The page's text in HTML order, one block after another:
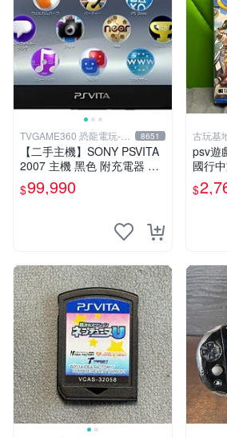
TVGAME360 恐龍電玩-台
中店
8651
【二手主機】SONY PSVITA
2007 主機 黑色 附充電器 US
B傳輸線 PS VITA PSV【台中
恐龍電玩】
$99,990
古玩基
psv遊
國行
輕微
藏 歲
$